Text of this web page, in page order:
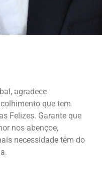
agradece
que tem
Felizes. Garante que
nos abençoe,
necessidade têm do